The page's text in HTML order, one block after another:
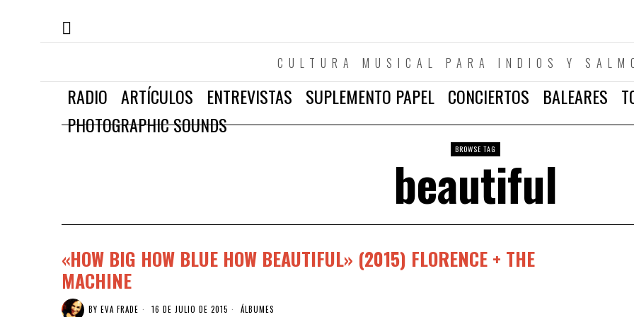
CULTURA MUSICAL PARA INDIOS Y
RADIO ARTÍCULOS ENTREVISTAS SUPLEMENTO PAPEL CONCIERTOS BALEARES
PHOTOGRAPHIC SOUNDS
BROWSE TAG
beautiful
«HOW BIG HOW BLUE HOW BEAUTIFUL» (2015) FLORENCE + THE
MACHINE
BY EVA FRADE 16 DE JULIO DE 2015 ÁLBUMES